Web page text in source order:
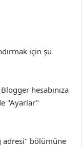
için şu
Blogger hesabınıza
"Ayarlar"
adresi" bölümüne